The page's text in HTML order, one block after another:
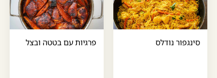
סינגפור נודלס פרגיות עם בטטה ובצל